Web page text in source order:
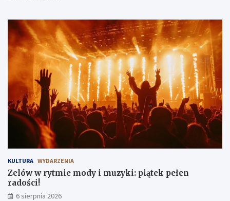
KULTURA WYDARZENIA
Zelów w rytmie mody i muzyki: piątek pełen
radości!
6 sierpnia 2026